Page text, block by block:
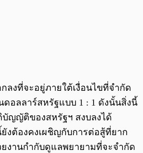
กลงที่จะอยู่ภายใต้เงื่อนไขที่จำกัด
ดอลลาร์สหรัฐแบบ 1 : 1 ดังนั้นสิ่งนี้
ญญัติของสหรัฐฯ สงบลงได้
งต้องคงเผชิญกับการต่อสู้ที่ยาก
ยงานกำกับดูแลพยายามที่จะจำกัด